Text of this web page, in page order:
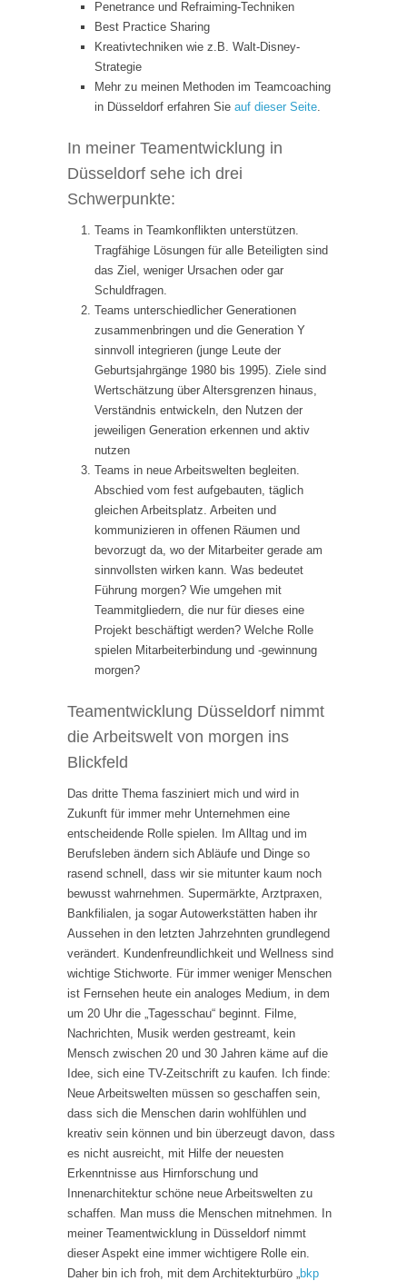
Penetrance und Refraiming-Techniken
Best Practice Sharing
Kreativtechniken wie z.B. Walt-Disney-
Strategie
Mehr zu meinen Methoden im Teamcoaching
in Düsseldorf erfahren Sie auf dieser Seite.
In meiner Teamentwicklung in
Düsseldorf sehe ich drei
Schwerpunkte:
Teams in Teamkonflikten unterstützen.
Tragfähige Lösungen für alle Beteiligten sind
das Ziel, weniger Ursachen oder gar
Schuldfragen.
Teams unterschiedlicher Generationen
zusammenbringen und die Generation Y
sinnvoll integrieren (junge Leute der
Geburtsjahrgänge 1980 bis 1995). Ziele sind
Wertschätzung über Altersgrenzen hinaus,
Verständnis entwickeln, den Nutzen der
jeweiligen Generation erkennen und aktiv
nutzen
Teams in neue Arbeitswelten begleiten.
Abschied vom fest aufgebauten, täglich
gleichen Arbeitsplatz. Arbeiten und
kommunizieren in offenen Räumen und
bevorzugt da, wo der Mitarbeiter gerade am
sinnvollsten wirken kann. Was bedeutet
Führung morgen? Wie umgehen mit
Teammitgliedern, die nur für dieses eine
Projekt beschäftigt werden? Welche Rolle
spielen Mitarbeiterbindung und -gewinnung
morgen?
Teamentwicklung Düsseldorf nimmt
die Arbeitswelt von morgen ins
Blickfeld
Das dritte Thema fasziniert mich und wird in
Zukunft für immer mehr Unternehmen eine
entscheidende Rolle spielen. Im Alltag und im
Berufsleben ändern sich Abläufe und Dinge so
rasend schnell, dass wir sie mitunter kaum noch
bewusst wahrnehmen. Supermärkte, Arztpraxen,
Bankfilialen, ja sogar Autowerkstätten haben ihr
Aussehen in den letzten Jahrzehnten grundlegend
verändert. Kundenfreundlichkeit und Wellness sind
wichtige Stichworte. Für immer weniger Menschen
ist Fernsehen heute ein analoges Medium, in dem
um 20 Uhr die „Tagesschau“ beginnt. Filme,
Nachrichten, Musik werden gestreamt, kein
Mensch zwischen 20 und 30 Jahren käme auf die
Idee, sich eine TV-Zeitschrift zu kaufen. Ich finde:
Neue Arbeitswelten müssen so geschaffen sein,
dass sich die Menschen darin wohlfühlen und
kreativ sein können und bin überzeugt davon, dass
es nicht ausreicht, mit Hilfe der neuesten
Erkenntnisse aus Hirnforschung und
Innenarchitektur schöne neue Arbeitswelten zu
schaffen. Man muss die Menschen mitnehmen. In
meiner Teamentwicklung in Düsseldorf nimmt
dieser Aspekt eine immer wichtigere Rolle ein.
Daher bin ich froh, mit dem Architekturbüro „bkp